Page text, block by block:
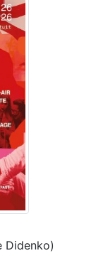
Didenko)